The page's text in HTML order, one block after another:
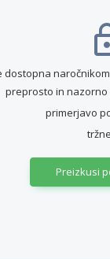
dostopna
preprosto in
primerjavo
Preizkusi